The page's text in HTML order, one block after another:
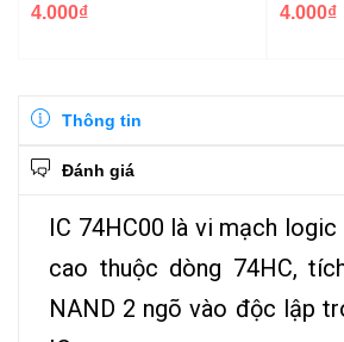
4.000₫ 4.000₫
Thông tin
Đánh giá
IC 74HC00 là vi mạch
cao thuộc dòng 74HC,
NAND 2 ngõ vào độc lập